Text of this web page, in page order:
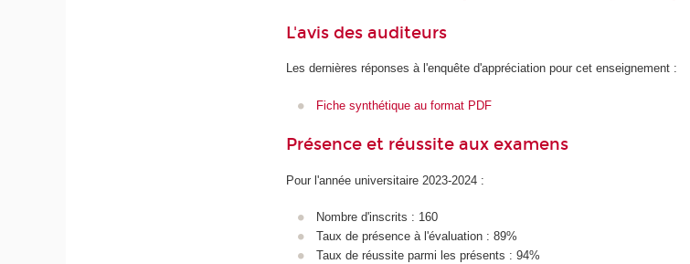
L'avis des auditeurs
Les dernières réponses à l'enquête d'appréciation pour cet enseignement :
Fiche synthétique au format PDF
Présence et réussite aux examens
Pour l'année universitaire 2023-2024 :
Nombre d'inscrits : 160
Taux de présence à l'évaluation : 89%
Taux de réussite parmi les présents : 94%